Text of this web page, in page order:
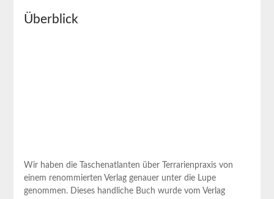
Überblick
Wir haben die Taschenatlanten über ⁤Terrarienpraxis von
einem ⁤renommierten Verlag genauer unter⁤ die Lupe
genommen.⁢ Dieses handliche Buch wurde vom⁤ Verlag